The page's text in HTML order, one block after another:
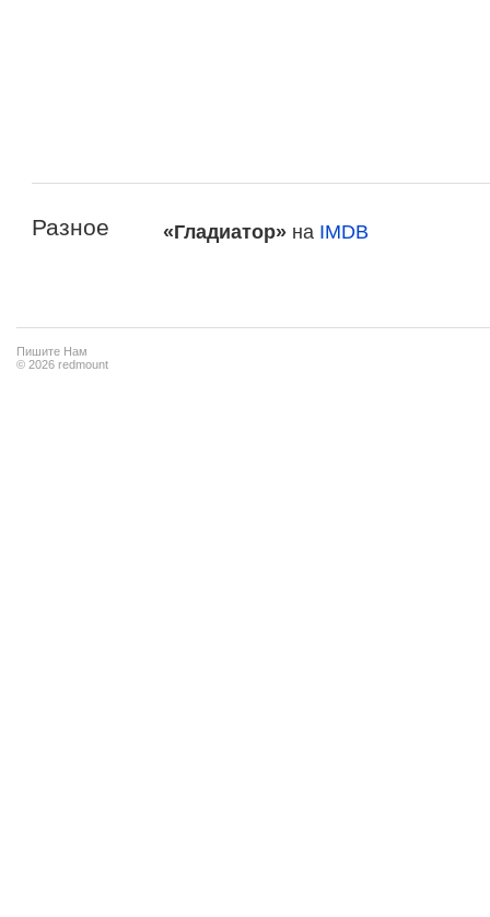
Разное «Гладиатор» на IMDB
Пишите Нам
© 2026 redmount